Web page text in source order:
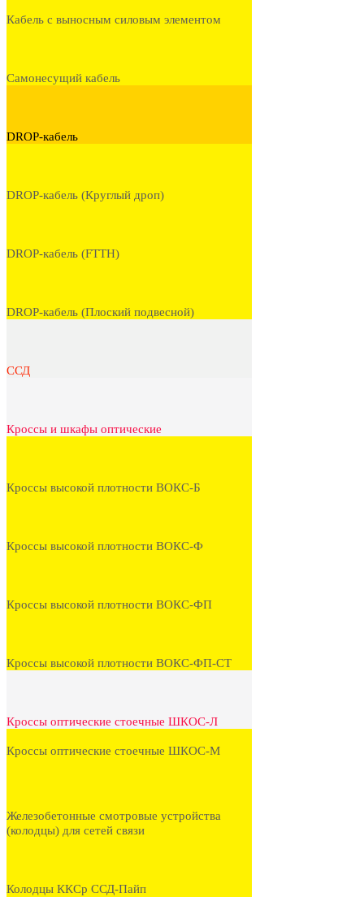
Кабель с выносным силовым элементом
Самонесущий кабель
DROP-кабель
DROP-кабель (Круглый дроп)
DROP-кабель (FTTH)
DROP-кабель (Плоский подвесной)
ССД
Кроссы и шкафы оптические
Кроссы высокой плотности ВОКС-Б
Кроссы высокой плотности ВОКС-Ф
Кроссы высокой плотности ВОКС-ФП
Кроссы высокой плотности ВОКС-ФП-СТ
Кроссы оптические стоечные ШКОС-Л
Кроссы оптические стоечные ШКОС-М
Железобетонные смотровые устройства
(колодцы) для сетей связи
Колодцы ККСр ССД-Пайп